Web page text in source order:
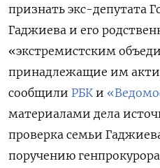
признать экс-депутата
Гаджиева и его
«экстремистским
принадлежащие им
сообщили РБК и
материалами дела
проверка семьи
поручению